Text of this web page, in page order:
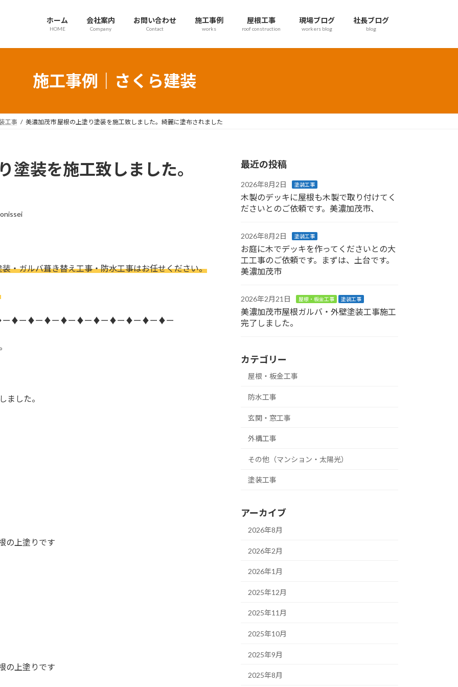
ホーム
HOME
会社案内
Company
お問い合わせ
Contact
施工事例
works
屋根工事
roof construction
現場ブログ
workers blog
社長ブログ
blog
施工事例｜さくら建装
工事 美濃加茂市 屋根の上塗り塗装を施工致しました。綺麗に塗布されました
塗装を施工致しました。
・ガルバ葺き替え工事・防水工事はお任せください。
♦ー♦ー♦ー♦ー♦ー♦ー♦ー♦ー♦ー♦ー
ました。
の上塗りです
の上塗りです
最近の投稿
2026年8月2日 塗装工事
木製のデッキに屋根も木製で取り付けてく
ださいとのご依頼です。美濃加茂市、
2026年8月2日 塗装工事
お庭に木でデッキを作ってくださいとの大
工工事のご依頼です。まずは、土台です。
美濃加茂市
2026年2月21日 屋根・板金工事 塗装工事
美濃加茂市屋根ガルバ・外壁塗装工事施工
完了しました。
カテゴリー
屋根・板金工事
防水工事
玄関・窓工事
外構工事
その他（マンション・太陽光）
塗装工事
アーカイブ
2026年8月
2026年2月
2026年1月
2025年12月
2025年11月
2025年10月
2025年9月
2025年8月